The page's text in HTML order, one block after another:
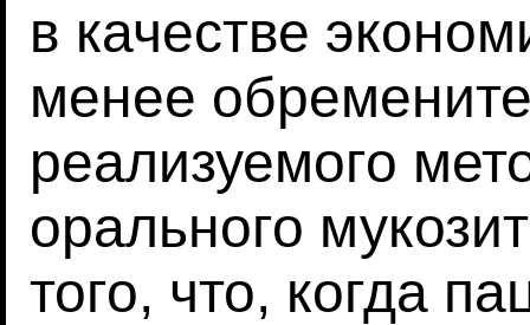
в качестве
менее
реализуемого
орального
того, что, когда